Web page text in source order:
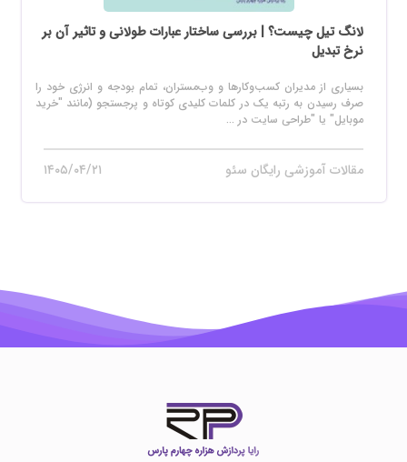
لانگ تیل چیست؟ | بررسی ساختار عبارات طولانی و تاثیر آن بر
نرخ تبدیل
بسیاری از مدیران کسب‌وکارها و وب‌مستران، تمام بودجه و انرژی خود را
صرف رسیدن به رتبه یک در کلمات کلیدی کوتاه و پرجستجو (مانند "خرید
موبایل" یا "طراحی سایت در ...
مقالات آموزشی رایگان سئو ۱۴۰۵/۰۴/۲۱